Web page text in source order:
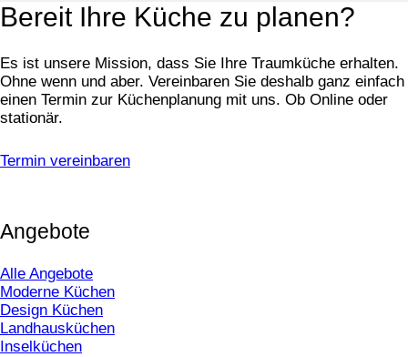
Bereit Ihre Küche zu planen?
Es ist unsere Mission, dass Sie Ihre Traumküche erhalten.
Ohne wenn und aber. Vereinbaren Sie deshalb ganz einfach
einen Termin zur Küchenplanung mit uns. Ob Online oder
stationär.
Termin vereinbaren
Angebote
Alle Angebote
Moderne Küchen
Design Küchen
Landhausküchen
Inselküchen